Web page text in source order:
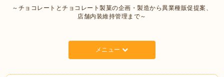
～チョコレートとチョコレート製菓の企画・製造から異業種販促提案、
店舗内装維持管理まで～
メニュー